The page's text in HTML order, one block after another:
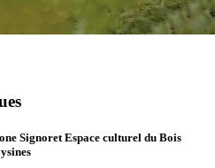
Signoret Espace culturel du Bois